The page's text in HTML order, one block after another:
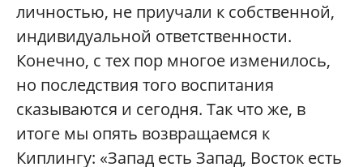
личностью, не приучали к собственной,
индивидуальной ответственности.
Конечно, с тех пор многое изменилось,
но последствия того воспитания
сказываются и сегодня. Так что же, в
итоге мы опять возвращаемся к
Киплингу: «Запад есть Запад, Восток есть